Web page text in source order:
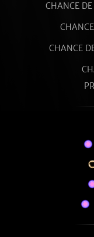
CHANCE
CHANCE